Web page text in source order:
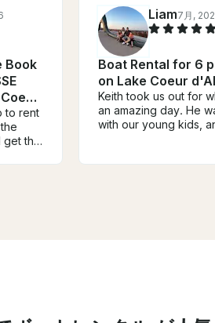
Book
to rent
Liam7月,
Boat Rental for 6
on Lake Coeur
Keith took us out for
an amazing day. He was great
with our young kids,
fun. A perfect